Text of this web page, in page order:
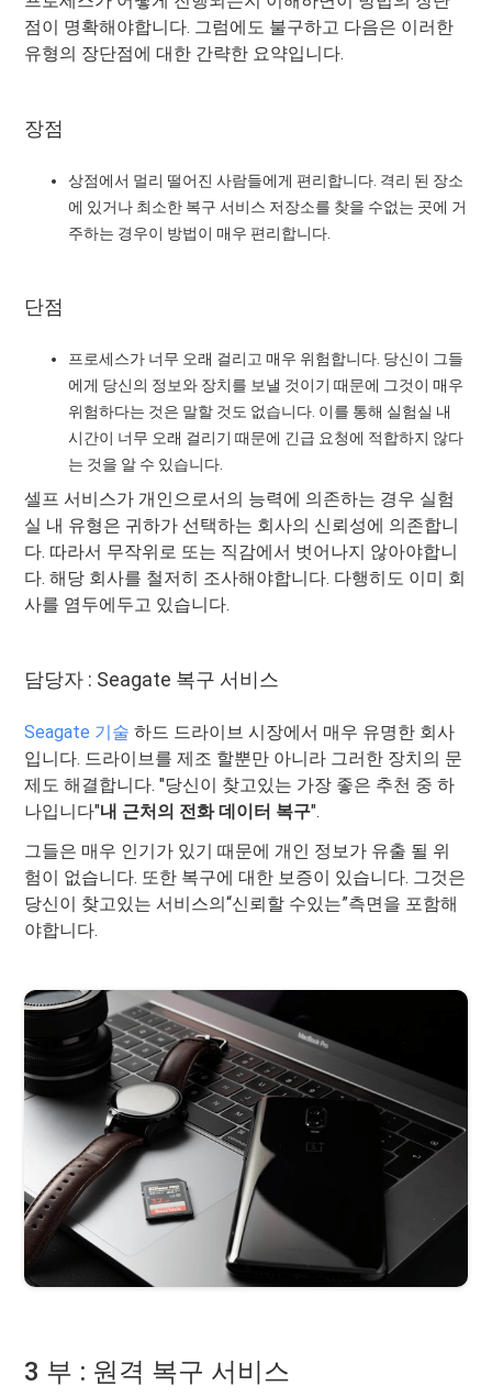
점이 명확해야합니다. 그럼에도 불구하고 다음은 이러한
유형의 장단점에 대한 간략한 요약입니다.
장점
상점에서 멀리 떨어진 사람들에게 편리합니다. 격리 된 장소
에 있거나 최소한 복구 서비스 저장소를 찾을 수없는 곳에 거
주하는 경우이 방법이 매우 편리합니다.
단점
프로세스가 너무 오래 걸리고 매우 위험합니다. 당신이 그들
에게 당신의 정보와 장치를 보낼 것이기 때문에 그것이 매우
위험하다는 것은 말할 것도 없습니다. 이를 통해 실험실 내
시간이 너무 오래 걸리기 때문에 긴급 요청에 적합하지 않다
는 것을 알 수 있습니다.
셀프 서비스가 개인으로서의 능력에 의존하는 경우 실험
실 내 유형은 귀하가 선택하는 회사의 신뢰성에 의존합니
다. 따라서 무작위로 또는 직감에서 벗어나지 않아야합니
다. 해당 회사를 철저히 조사해야합니다. 다행히도 이미 회
사를 염두에두고 있습니다.
담당자 : Seagate 복구 서비스
Seagate 기술 하드 드라이브 시장에서 매우 유명한 회사
입니다. 드라이브를 제조 할뿐만 아니라 그러한 장치의 문
제도 해결합니다. "당신이 찾고있는 가장 좋은 추천 중 하
나입니다"내 근처의 전화 데이터 복구".
그들은 매우 인기가 있기 때문에 개인 정보가 유출 될 위
험이 없습니다. 또한 복구에 대한 보증이 있습니다. 그것은
당신이 찾고있는 서비스의“신뢰할 수있는”측면을 포함해
야합니다.
3 부 : 원격 복구 서비스